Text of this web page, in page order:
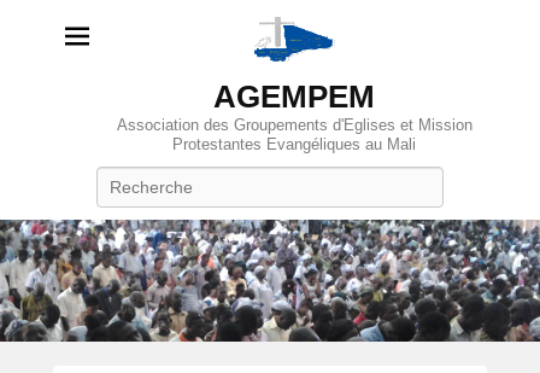
AGEMPEM
Association des Groupements d'Eglises et Mission
Protestantes Evangéliques au Mali